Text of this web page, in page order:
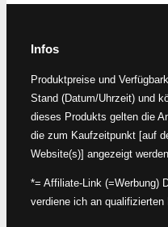
Infos
Produktpreise und
Stand (Datum/Uhrzeit) und
dieses Produkts gelten die
die zum Kaufzeitpunkt [auf
Website(s)] angezeigt werden.
*= Affiliate-Link (=Werbung)
verdiene ich an qualifizierten